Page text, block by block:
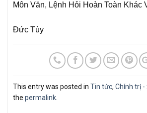
Môn Văn, Lệnh Hỏi Hoàn Toàn
Đức Tùy
This entry was posted in Tin tức, Chính trị -
the permalink